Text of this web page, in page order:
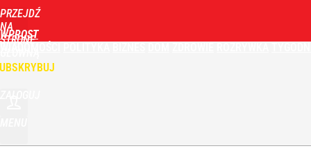
PRZEJDŹ
NA
STRONĘ
WPROST